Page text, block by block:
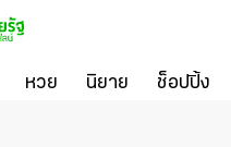
หวย นิยาย ช็อปปิ้ง